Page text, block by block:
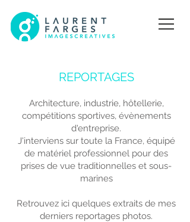
REPORTAGES
Architecture, industrie, hôtellerie,
compétitions sportives, évènements
d'entreprise.
J'interviens sur toute la France, équipé
de matériel professionnel pour des
prises de vue traditionnelles et sous-
marines
Retrouvez ici quelques extraits de mes
derniers reportages photos.